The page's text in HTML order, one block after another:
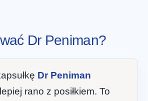
Dr Peniman?
Dr Peniman
rano z posiłkiem. To